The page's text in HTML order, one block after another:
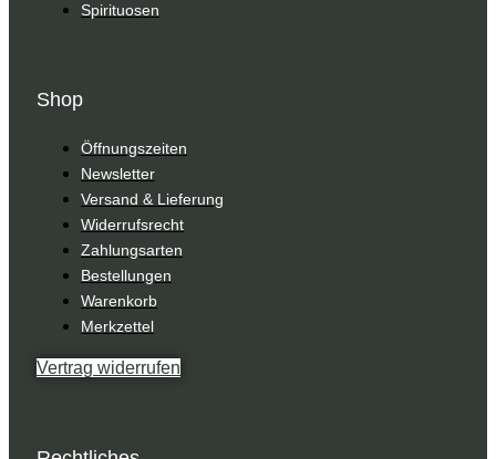
Spirituosen
Shop
Öffnungszeiten
Newsletter
Versand & Lieferung
Widerrufsrecht
Zahlungsarten
Bestellungen
Warenkorb
Merkzettel
Vertrag widerrufen